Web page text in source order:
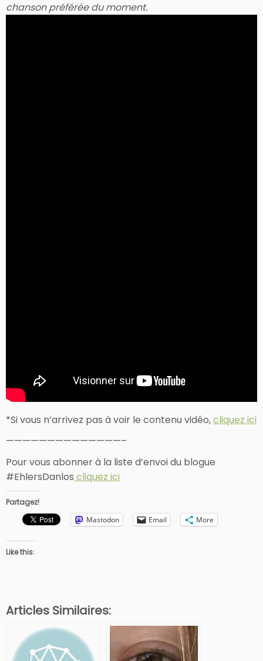
chanson préférée du moment.
*Si vous n’arrivez pas à voir le contenu vidéo,cliquez ici
——————————————–
Pour vous abonner à la liste d’envoi du blogue
#EhlersDanlos cliquez ici
Partagez!
Mastodon
Email More
Like this:
Articles Similaires: